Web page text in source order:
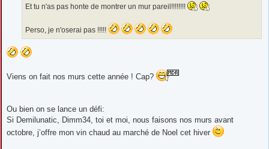
Et tu n'as pas honte de montrer un mur pareil!!!!!!!!
Perso, je n'oserai pas !!!!!
Viens on fait nos murs cette année ! Cap?
Ou bien on se lance un défi:
Si Demilunatic, Dimm34, toi et moi, nous faisons nos murs avant
octobre, j’offre mon vin chaud au marché de Noel cet hiver